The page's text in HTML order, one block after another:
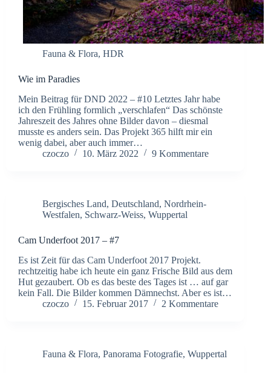
Fauna & Flora, HDR
Wie im Paradies
Mein Beitrag für DND 2022 – #10 Letztes Jahr habe
ich den Frühling formlich „verschlafen“ Das schönste
Jahreszeit des Jahres ohne Bilder davon – diesmal
musste es anders sein. Das Projekt 365 hilft mir ein
wenig dabei, aber auch immer…
czoczo
10. März 2022 9 Kommentare
Bergisches Land, Deutschland, Nordrhein-
Westfalen, Schwarz-Weiss, Wuppertal
Cam Underfoot 2017 – #7
Es ist Zeit für das Cam Underfoot 2017 Projekt.
rechtzeitig habe ich heute ein ganz Frische Bild aus dem
Hut gezaubert. Ob es das beste des Tages ist … auf gar
kein Fall. Die Bilder kommen Dämnechst. Aber es ist…
czoczo
15. Februar 2017 2 Kommentare
Fauna & Flora, Panorama Fotografie, Wuppertal